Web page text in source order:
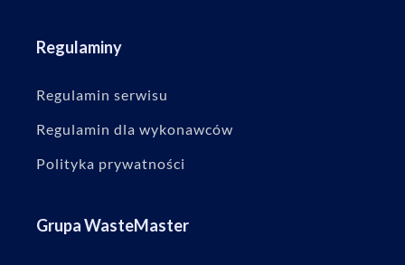
Regulaminy
Regulamin serwisu
Regulamin dla wykonawców
Polityka prywatności
Grupa WasteMaster